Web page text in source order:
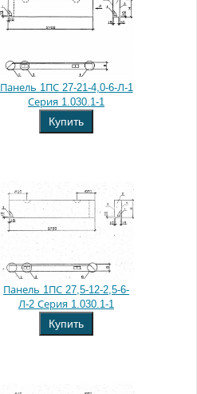
Панель 1ПС 27-21-4,0-6-Л-1
Серия 1.030.1-1
Купить
Панель 1ПС 27,5-12-2,5-6-
Л-2 Серия 1.030.1-1
Купить